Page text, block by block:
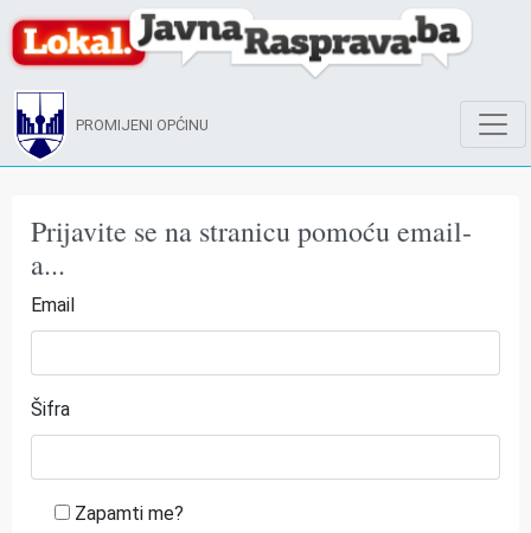
PROMIJENI OPĆINU
Prijavite se na stranicu pomoću email-
a...
Email
Šifra
Zapamti me?